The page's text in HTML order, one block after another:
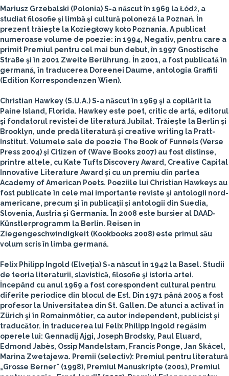
Mariusz Grzebalski (Polonia)S-a născut în 1969 la Łódź, a
studiat filosofie şi limbă şi cultură poloneză la Poznań. În
prezent trăieşte la Koziegłowy koło Poznania. A publicat
numeroase volume de poezie: în 1994, Negativ, pentru care a
primit Premiul pentru cel mai bun debut, în 1997 Gnostische
Straße şi în 2001 Zweite Berührung. În 2001, a fost publicată în
germană, în traducerea Doreenei Daume, antologia Graffiti
(Edition Korrespondenzen Wien).
Christian Hawkey (S.U.A.)S-a născut în 1969 şi a copilărit la
Paine Island, Florida. Hawkey este poet, critic de artă, editorul
şi fondatorul revistei de literatură Jubilat. Trăieşte la Berlin şi
Brooklyn, unde predă literatură şi creative writing la Pratt-
Institut. Volumele sale de poezie The Book of Funnels (Verse
Press 2004) şi Citizen of (Wave Books 2007) au fost distinse,
printre altele, cu Kate Tufts Discovery Award, Creative Capital
Innovative Literature Award şi cu un premiu din partea
Academy of American Poets. Poeziile lui Christian Hawkeys au
fost publicate în cele mai importante reviste şi antologii nord-
americane, precum şi în publicaţii şi antologii din Suedia,
Slovenia, Austria şi Germania. În 2008 este bursier al DAAD-
Künstlerprogramm la Berlin. Reisen in
Ziegengeschwindigkeit (Kookbooks 2008) este primul său
volum scris în limba germană.
Felix Philipp Ingold (Elveţia)S-a născut în 1942 la Basel. Studii
de teoria literaturii, slavistică, filosofie şi istoria artei.
Începând cu anul 1969 a fost corespondent cultural pentru
diferite periodice din blocul de Est. Din 1971 până 2005 a fost
profesor la Universitatea din St. Gallen. De atunci a activat în
Zürich şi în Romainmôtier, ca autor independent, publicist şi
traducător. În traducerea lui Felix Philipp Ingold regăsim
operele lui: Gennadij Ajgi, Joseph Brodsky, Paul Eluard,
Edmond Jabès, Ossip Mandelstam, Francis Ponge, Jan Skácel,
Marina Zwetajewa. Premii (selectiv): Premiul pentru literatură
„Grosse Berner" (1998), Premiul Manuskripte (2001), Premiul